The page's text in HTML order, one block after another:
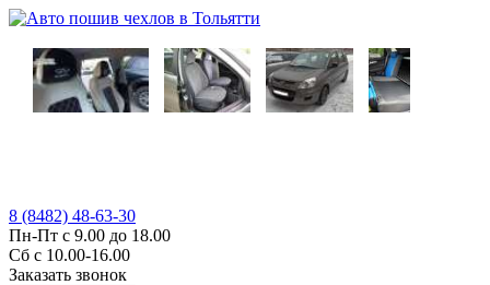
8 (8482) 48-63-30
Пн-Пт с 9.00 до 18.00
Сб с 10.00-16.00
Заказать звонок